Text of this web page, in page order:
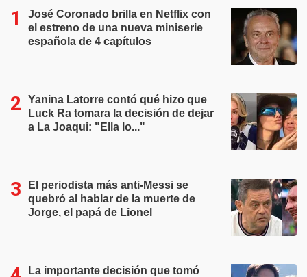
José Coronado brilla en Netflix con
el estreno de una nueva miniserie
española de 4 capítulos
Yanina Latorre contó qué hizo que
Luck Ra tomara la decisión de dejar
a La Joaqui: "Ella lo..."
El periodista más anti-Messi se
quebró al hablar de la muerte de
Jorge, el papá de Lionel
La importante decisión que tomó